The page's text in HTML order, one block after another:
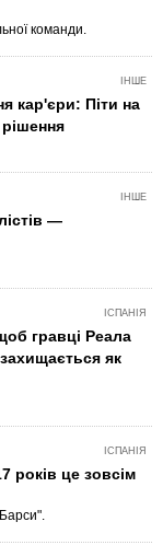
команди.
ІНШЕ
кар'єри: Піти на
ІНШЕ
—
ІСПАНІЯ
гравці Реала
як
ІСПАНІЯ
років це зовсім